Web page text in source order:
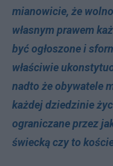
mianowicie, że
własnym prawem
być ogłoszone i
właściwie
nadto że obywatele
każdej dziedzinie
ograniczane przez
świecką czy to